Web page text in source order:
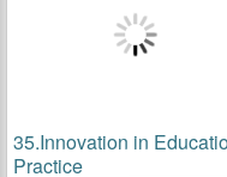
35.Innovation in
Practice